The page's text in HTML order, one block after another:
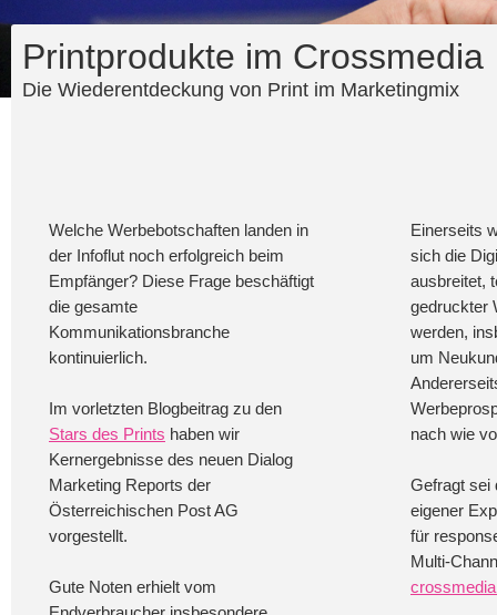
Printprodukte im Crossmedia
Die Wiederentdeckung von Print im Marketingmix
Welche Werbebotschaften landen in
der Infoflut noch erfolgreich beim
Empfänger? Diese Frage beschäftigt
die gesamte
Kommunikationsbranche
kontinuierlich.
Im vorletzten Blogbeitrag zu den
Stars des Prints haben wir
Kernergebnisse des neuen Dialog
Marketing Reports der
Österreichischen Post AG
vorgestellt.
Gute Noten erhielt vom
Einerseits
sich die
ausbreitet,
gedruckter
werden,
um
nach wie
Gefragt sei
eigener
für
Multi-